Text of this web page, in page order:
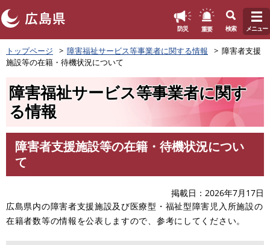
ペ
ー
ジ
す
防災 重要 検索 メニュー
トップページ 障害福祉サービス等事業者に関する情報
障害者支援
施設等の在籍・待機状況について
障害福祉サービス等事業者に関す
る情報
障害者支援施設等の在籍・待機状況につい
て
掲載日
2026年7月17日
広島県内の障害者支援施設及び医療型・福祉型障害児入所施設の
在籍者数等の情報を公表しますので、参考にしてください。